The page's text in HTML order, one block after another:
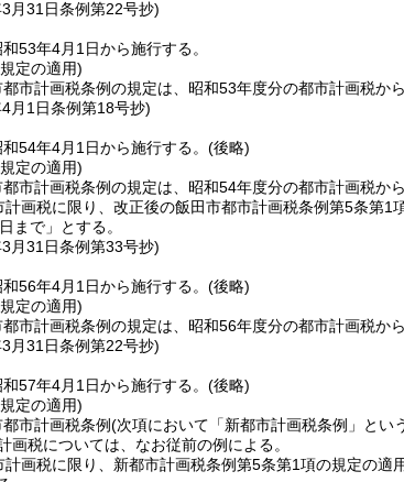
月31日条例第22号抄)
53年4月1日から施行する。
定の適用)
市計画税条例の規定は、昭和53年度分の都市計画税か
月1日条例第18号抄)
54年4月1日から施行する。 (後略)
定の適用)
市計画税条例の規定は、昭和54年度分の都市計画税か
計画税に限り、改正後の飯田市都市計画税条例第5条第
まで」とする。
月31日条例第33号抄)
56年4月1日から施行する。 (後略)
定の適用)
市計画税条例の規定は、昭和56年度分の都市計画税か
月31日条例第22号抄)
57年4月1日から施行する。 (後略)
定の適用)
市計画税条例(次項において「新都市計画税条例」とい
画税については、なお従前の例による。
計画税に限り、新都市計画税条例第5条第1項の規定の